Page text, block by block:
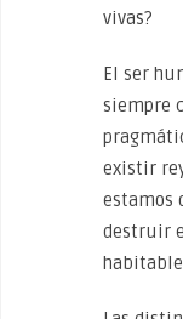
vivas?
El ser
siempre
existir
estamos
destruir